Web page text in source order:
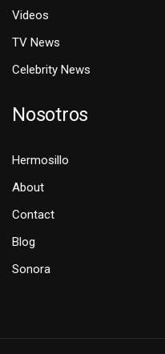
Videos
TV News
Celebrity News
Nosotros
Hermosillo
About
Contact
Blog
Sonora